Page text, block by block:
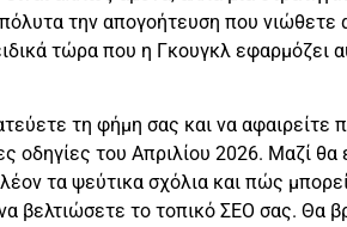
την απογοήτευση που νιώθετε
τώρα που η Γκουγκλ εφαρμόζει
τη φήμη σας και να αφαιρείτε
οδηγίες του Απριλίου 2026. Μαζί
τα ψεύτικα σχόλια και πώς
βελτιώσετε το τοπικό ΣΕΟ σας. Θα